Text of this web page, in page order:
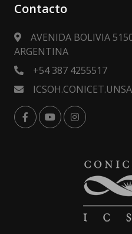
Contacto
AVENIDA BOLIVIA
ARGENTINA
+54 387 4255517